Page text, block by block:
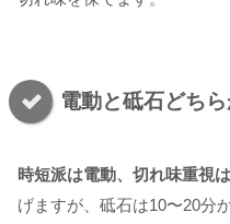
電動と砥石どち
時短派は電動、切れ味重視
げますが、砥石は10〜20分